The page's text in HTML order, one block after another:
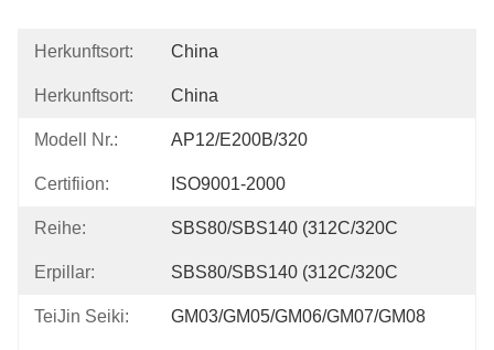
Herkunftsort: China
Herkunftsort: China
Modell Nr.: AP12/E200B/320
Certifiion: ISO9001-2000
Reihe: SBS80/SBS140 (312C/320C
Erpillar: SBS80/SBS140 (312C/320C
TeiJin Seiki: GM03/GM05/GM06/GM07/GM08